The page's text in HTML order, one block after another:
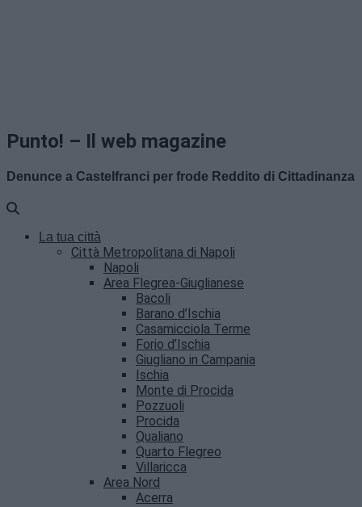
Punto! – Il web magazine
Denunce a Castelfranci per frode Reddito di Cittadinanza
La tua città
Città Metropolitana di Napoli
Napoli
Area Flegrea-Giuglianese
Bacoli
Barano d’Ischia
Casamicciola Terme
Forio d’Ischia
Giugliano in Campania
Ischia
Monte di Procida
Pozzuoli
Procida
Qualiano
Quarto Flegreo
Villaricca
Area Nord
Acerra